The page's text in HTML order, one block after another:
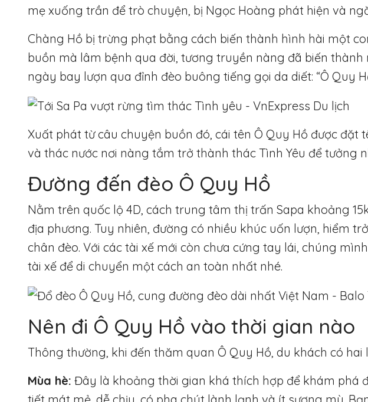
mẹ xuống trần để trò chuyện, bị Ngọc Hoàng phát hiện và
Chàng Hồ bị trừng phạt bằng cách biến thành hình hài một
buồn mà lâm bệnh qua đời, tương truyền nàng đã biến
ngày bay lượn qua đỉnh đèo buông tiếng gọi da diết: “Ô Quy
Xuất phát từ câu chuyện buồn đó, cái tên Ô Quy Hồ được đặt
và thác nước nơi nàng tắm trở thành thác Tình Yêu để tưởng
Đường đến đèo Ô Quy Hồ
Nằm trên quốc lộ 4D, cách trung tâm thị trấn Sapa khoảng
địa phương. Tuy nhiên, đường có nhiều khúc uốn lượn, hiểm
chân đèo. Với các tài xế mới còn chưa cứng tay lái, chúng
tài xế để di chuyển một cách an toàn nhất nhé.
Nên đi Ô Quy Hồ vào thời gian nào
Thông thường, khi đến thăm quan Ô Quy Hồ, du khách có hai
Mùa hè: Đây là khoảng thời gian khá thích hợp để khám phá